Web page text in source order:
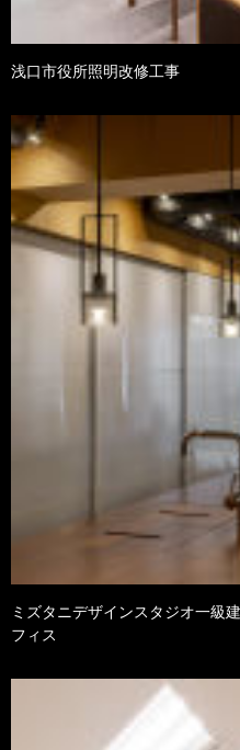
浅口市役所照明改修工事
ミズタニデザインスタジオ一級
フィス